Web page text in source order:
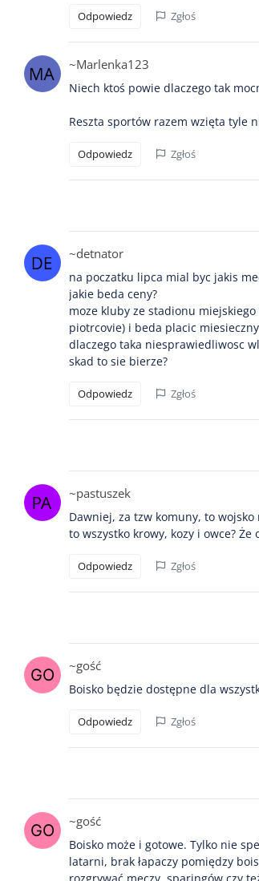
Odpowiedz Zgłoś
~Marlenka123
Niech ktoś powie dlaczego tak
Reszta sportów razem wzięta tyle
Odpowiedz Zgłoś
~detnator
na poczatku lipca mial byc jakis
jakie beda ceny?
moze kluby ze stadionu
piotrcovie) i beda placic
dlaczego taka niesprawiedliwosc
skad to sie bierze?
Odpowiedz Zgłoś
~pastuszek
Dawniej, za tzw komuny, to
to wszystko krowy, kozy i owce?
Odpowiedz Zgłoś
~gość
Boisko będzie dostępne dla
Odpowiedz Zgłoś
~gość
Boisko może i gotowe. Tylko nie
latarni, brak łapaczy pomiędzy